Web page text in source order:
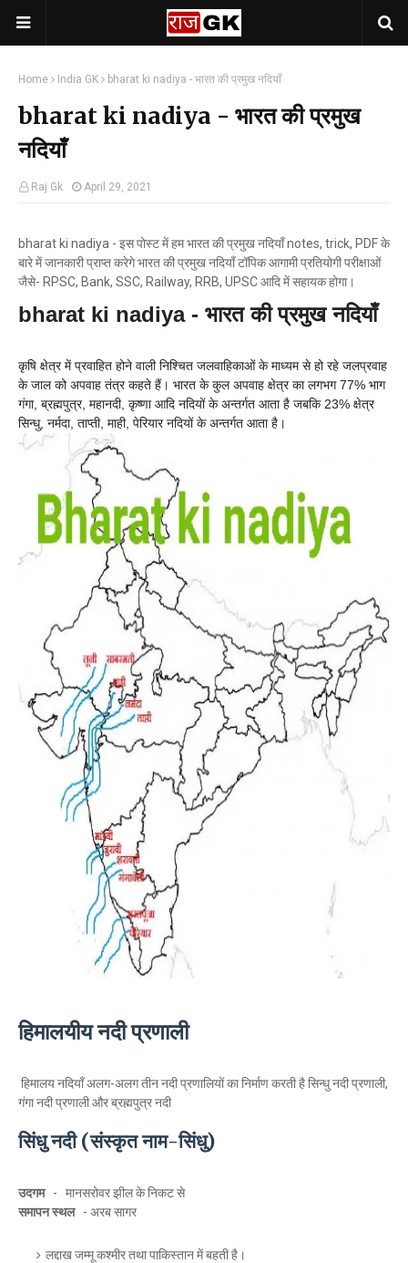
Home India GK bharat ki nadiya - भारत की प्रमुख नदियाँ
bharat ki nadiya - भारत की प्रमुख
नदियाँ
Raj Gk April 29, 2021
bharat ki nadiya - इस पोस्ट में हम भारत की प्रमुख नदियाँ notes, trick, PDF के
बारे में जानकारी प्राप्त करेगे भारत की प्रमुख नदियाँ टॉपिक आगामी प्रतियोगी परीक्षाओं
जैसे- RPSC, Bank, SSC, Railway, RRB, UPSC आदि में सहायक होगा।
bharat ki nadiya - भारत की प्रमुख नदियाँ
कृषि क्षेत्र में प्रवाहित होने वाली निश्चित जलवाहिकाओं के माध्यम से हो रहे जलप्रवाह
के जाल को अपवाह तंत्र कहते हैं। भारत के कुल अपवाह क्षेत्र का लगभग 77% भाग
गंगा, ब्रह्मपुत्र, महानदी, कृष्णा आदि नदियों के अन्तर्गत आता है जबकि 23% क्षेत्र
सिन्धु, नर्मदा, ताप्ती, माही, पेरियार नदियों के अन्तर्गत आता है।
हिमालयीय नदी प्रणाली
हिमालय नदियाँ अलग-अलग तीन नदी प्रणालियों का निर्माण करती है सिन्धु नदी प्रणाली,
गंगा नदी प्रणाली और ब्रह्मपुत्र नदी
सिंधु नदी (संस्कृत नाम-सिंधु)
उदगम - मानसरोवर झील के निकट से
समापन स्थल- अरब सागर
लद्दाख जम्मू कश्मीर तथा पाकिस्तान में बहती है।